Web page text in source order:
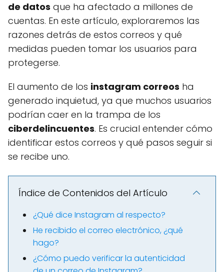
de datos que ha afectado a millones de
cuentas. En este artículo, exploraremos las
razones detrás de estos correos y qué
medidas pueden tomar los usuarios para
protegerse.
El aumento de los instagram correos ha
generado inquietud, ya que muchos usuarios
podrían caer en la trampa de los
ciberdelincuentes. Es crucial entender cómo
identificar estos correos y qué pasos seguir si
se recibe uno.
Índice de Contenidos del Artículo
¿Qué dice Instagram al respecto?
He recibido el correo electrónico, ¿qué
hago?
¿Cómo puedo verificar la autenticidad